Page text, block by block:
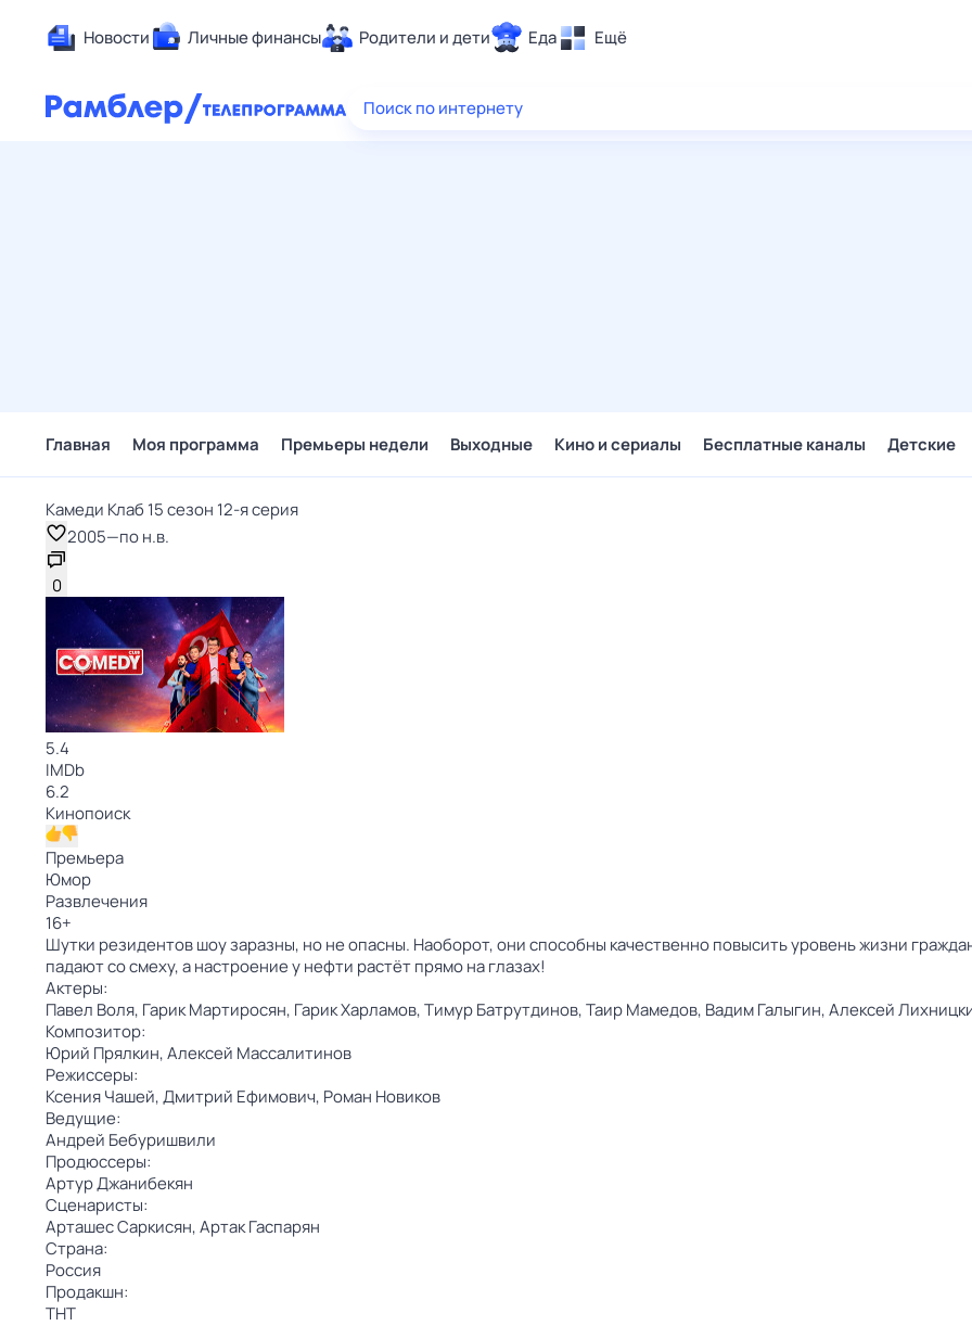
Новости Личные финансы Родители и дети Еда Ещё
Здоровье
Поиск по интернету
Главная Моя программа Премьеры недели Выходные Кино и сериалы Бесплатные каналы Детские
Камеди Клаб 15 сезон 12-я серия
2005—по н.в.
0
5.4
IMDb
6.2
Кинопоиск
Премьера
Юмор
Развлечения
16+
Шутки резидентов шоу заразны, но не опасны. Наоборот, они способны качественно повысить уровень жизни
падают со смеху, а настроение у нефти растёт прямо на глазах!
Актеры:
Павел Воля, Гарик Мартиросян, Гарик Харламов,Тимур Батрутдинов,Таир Мамедов, Вадим Галыгин,Алексей
Композитор:
Юрий Прялкин,Алексей Массалитинов
Режиссеры:
Ксения Чашей,Дмитрий Ефимович, Роман Новиков
Ведущие:
Андрей Бебуришвили
Продюссеры:
Артур Джанибекян
Сценаристы:
Арташес Саркисян,Артак Гаспарян
Страна:
Россия
Продакшн:
ТНТ